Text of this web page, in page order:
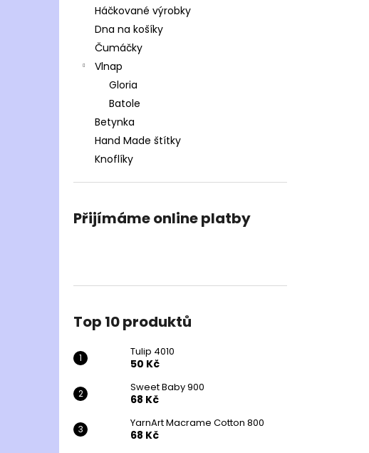
Háčkované výrobky
Dna na košíky
Čumáčky
Vlnap
Gloria
Batole
Betynka
Hand Made štítky
Knoflíky
Přijímáme online platby
Top 10 produktů
Tulip 4010
50 Kč
Sweet Baby 900
68 Kč
YarnArt Macrame Cotton 800
68 Kč